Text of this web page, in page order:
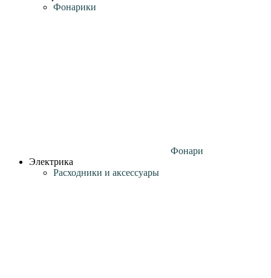
Фонарики
Фонари
Электрика
Расходники и аксессуары